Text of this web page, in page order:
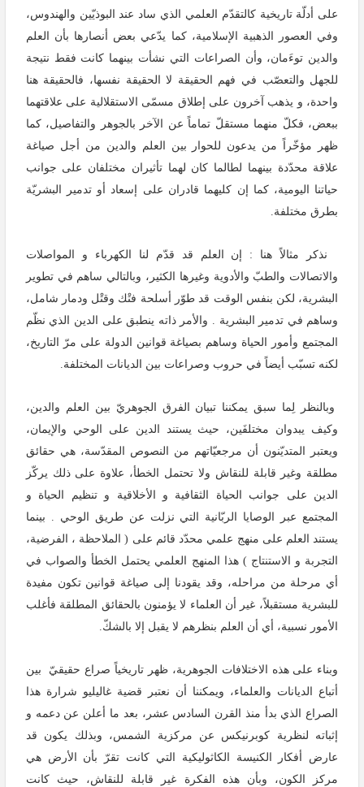
على أدلّة تاريخية كالتقدّم العلمي الذي ساد عند البوذيّين والهندوس،
وفي العصور الذهبية الإسلامية، كما يدّعي بعض أنصارها بأن العلم
والدين توءَمان، وأن الصراعات التي نشأت بينهما كانت فقط نتيجة
للجهل والتعصّب في فهم الحقيقة لا الحقيقة نفسها، فالحقيقة هنا
واحدة، و يذهب آخرون على إطلاق مسمّى الاستقلالية على علاقتهما
ببعض، فكلّ منهما مستقلّ تماماً عن الآخر بالجوهر والتفاصيل، كما
ظهر مؤخّراً من يدعون للحوار بين العلم والدين من أجل صياغة
علاقة محدّدة بينهما لطالما كان لهما تأثيران مختلفان على جوانب
حياتنا اليومية، كما إن كليهما قادران على إسعاد أو تدمير البشريّة
بطرق مختلفة.
نذكر مثالاً هنا : إن العلم قد قدّم لنا الكهرباء و المواصلات
والاتصالات والطبّ والأدوية وغيرها الكثير، وبالتالي ساهم في تطوير
البشرية، لكن بنفس الوقت قد طوّر أسلحة فتْك وقتْل ودمار شامل،
وساهم في تدمير البشرية . والأمر ذاته ينطبق على الدين الذي نظّم
المجتمع وأمور الحياة وساهم بصياغة قوانين الدولة على مرّ التاريخ،
لكنه تسبّب أيضاً في حروب وصراعات بين الديانات المختلفة.
وبالنظر لِما سبق يمكننا تبيان الفرق الجوهريّ بين العلم والدين،
وكيف يبدوان مختلفَين، حيث يستند الدين على الوحي والإيمان،
ويعتبر المتديّنون أن مرجعيّاتهم من النصوص المقدّسة، هي حقائق
مطلقة وغير قابلة للنقاش ولا تحتمل الخطأ، علاوة على ذلك يركّز
الدين على جوانب الحياة الثقافية و الأخلاقية و تنظيم الحياة و
المجتمع عبر الوصايا الربّانية التي نزلت عن طريق الوحي . بينما
يستند العلم على منهج علمي محدّد قائم على ( الملاحظة ، الفرضية،
التجربة و الاستنتاج ) هذا المنهج العلمي يحتمل الخطأ والصواب في
أي مرحلة من مراحله، وقد يقودنا إلى صياغة قوانين تكون مفيدة
للبشرية مستقبلاً، غير أن العلماء لا يؤمنون بالحقائق المطلقة فأغلب
الأمور نسبية، أي أن العلم بنظرهم لا يقبل إلا بالشكّ.
وبناء على هذه الاختلافات الجوهرية، ظهر تاريخياً صراع حقيقيّ بين
أتباع الديانات والعلماء، ويمكننا أن نعتبر قضية غاليليو شرارة هذا
الصراع الذي بدأ منذ القرن السادس عشر، بعد ما أعلن عن دعمه و
إثباته لنظرية كوبرنيكس عن مركزية الشمس، وبذلك يكون قد
عارض أفكار الكنيسة الكاثوليكية التي كانت تقرّ بأن الأرض هي
مركز الكون، وبأن هذه الفكرة غير قابلة للنقاش، حيث كانت